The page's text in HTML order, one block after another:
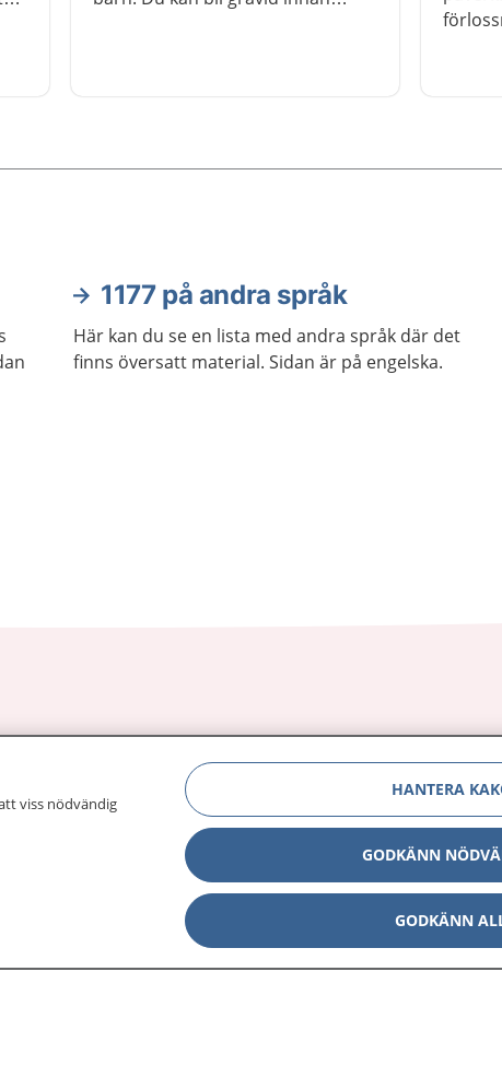
1177 på andra språk
Här kan du se en lista med andra språk där det
finns översatt material. Sidan är på engelska.
Other languages
Lättläst svenska
Om 1177
Aktuellt
viss nödvändig
HANTERA
GODKÄNN
GODKÄNN